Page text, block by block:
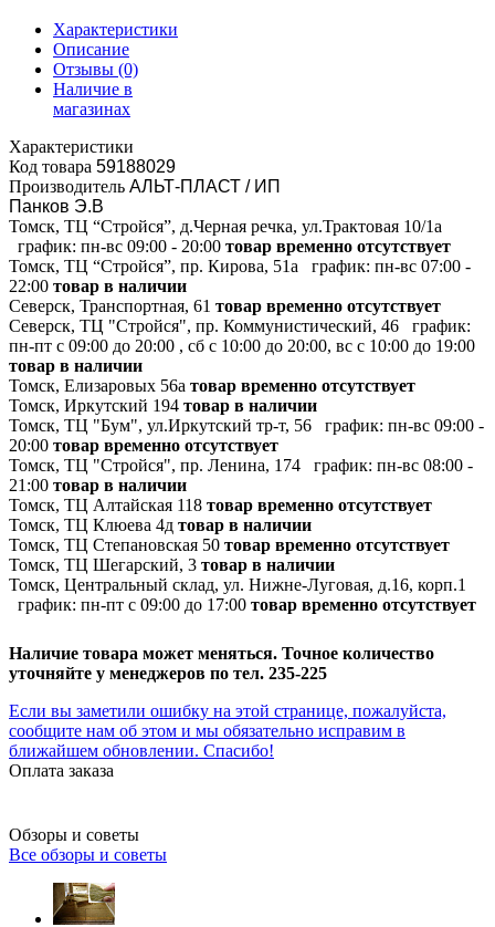
Характеристики
Описание
Отзывы (0)
Наличие в
магазинах
Характеристики
Код товара 59188029
Производитель АЛЬТ-ПЛАСТ / ИП
Панков Э.В
Томск, ТЦ “Стройся”, д.Черная речка, ул.Трактовая 10/1а
график: пн-вс 09:00 - 20:00 товар временно отсутствует
Томск, ТЦ “Стройся”, пр. Кирова, 51а
график: пн-вс 07:00 -
22:00 товар в наличии
Северск, Транспортная, 61 товар временно отсутствует
Северск, ТЦ "Стройся", пр. Коммунистический, 46
график:
пн-пт с 09:00 до 20:00 , сб с 10:00 до 20:00, вс с 10:00 до 19:00
товар в наличии
Томск, Елизаровых 56а товар временно отсутствует
Томск, Иркутский 194 товар в наличии
Томск, ТЦ "Бум", ул.Иркутский тр-т, 56
график: пн-вс 09:00 -
20:00 товар временно отсутствует
Томск, ТЦ "Стройся", пр. Ленина, 174
график: пн-вс 08:00 -
21:00 товар в наличии
Томск, ТЦ Алтайская 118 товар временно отсутствует
Томск, ТЦ Клюева 4д товар в наличии
Томск, ТЦ Степановская 50 товар временно отсутствует
Томск, ТЦ Шегарский, 3 товар в наличии
Томск, Центральный склад, ул. Нижне-Луговая, д.16, корп.1
график: пн-пт с 09:00 до 17:00 товар временно отсутствует
Наличие товара может меняться. Точное количество
уточняйте у менеджеров по тел. 235-225
Если вы заметили ошибку на этой странице, пожалуйста,
сообщите нам об этом и мы обязательно исправим в
ближайшем обновлении. Спасибо!
Оплата заказа
Обзоры и советы
Все обзоры и советы